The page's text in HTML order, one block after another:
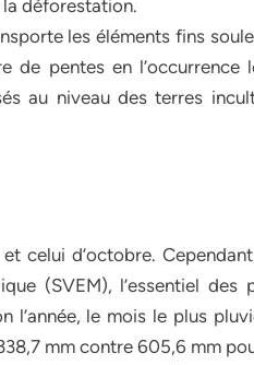
déforestation.
les éléments fins
de pentes en l’occurrence
au niveau des terres
celui d’octobre.
(SVEM), l’essentiel
l’année, le mois le plus
mm contre 605,6 mm